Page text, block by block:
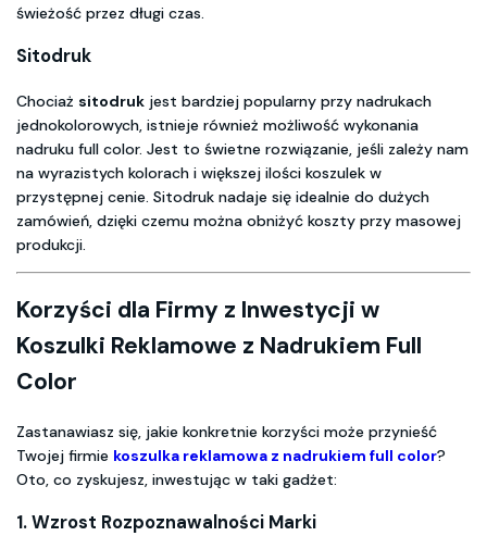
świeżość przez długi czas.
Sitodruk
Chociaż sitodruk jest bardziej popularny przy nadrukach
jednokolorowych, istnieje również możliwość wykonania
nadruku full color. Jest to świetne rozwiązanie, jeśli zależy nam
na wyrazistych kolorach i większej ilości koszulek w
przystępnej cenie. Sitodruk nadaje się idealnie do dużych
zamówień, dzięki czemu można obniżyć koszty przy masowej
produkcji.
Korzyści dla Firmy z Inwestycji w
Koszulki Reklamowe z Nadrukiem Full
Color
Zastanawiasz się, jakie konkretnie korzyści może przynieść
Twojej firmie koszulka reklamowa z nadrukiem full color?
Oto, co zyskujesz, inwestując w taki gadżet:
1. Wzrost Rozpoznawalności Marki